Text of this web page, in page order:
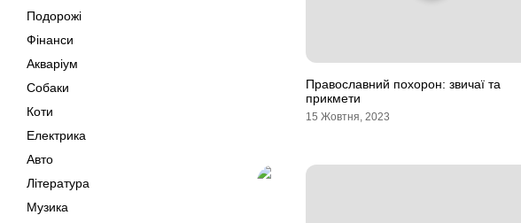
Подорожі
Фінанси
Акваріум
Собаки
Коти
Електрика
Авто
Література
Музика
Православний похорон: звичаї та
прикмети
15 Жовтня, 2023